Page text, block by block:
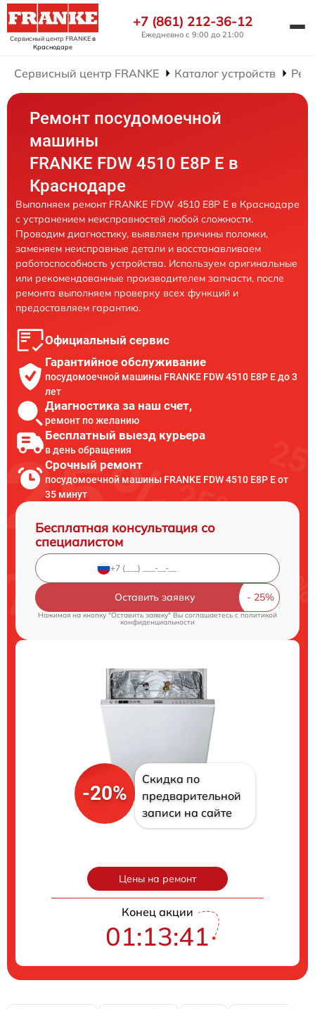
Сервисный центр FRANKEв
Краснодаре
+7 (861) 212-36-12
Ежедневно с 9:00 до 21:00
Сервисный центр FRANKE Каталог устройств
Ремонт посудомоечной
машины
FRANKE FDW 4510 E8P E в
Краснодаре
Выполняем ремонт FRANKE FDW 4510 E8P E в Краснодаре
с устранением неисправностей любой сложности.
Проводим диагностику, выявляем причины поломки,
заменяем неисправные детали и восстанавливаем
работоспособность устройства. Используем оригинальные
или рекомендованные производителем запчасти, после
ремонта выполняем проверку всех функций и
предоставляем гарантию.
Официальный сервис
Гарантийное обслуживание
посудомоечной машины FRANKE FDW 4510 E8P E до 3
лет
Диагностика за наш счет,
ремонт по желанию
Бесплатный выезд курьера
в день обращения
Срочный ремонт
посудомоечной машины FRANKE FDW 4510 E8P E от
35 минут
Бесплатная консультация со
специалистом
Оставить заявку
Нажимая на кнопку "Оставить заявку" Вы соглашаетесь cполитикой
конфиденциальности
-20%
Скидка по
предварительной
записи на сайте
Цены на ремонт
Конец акции
01:13:40